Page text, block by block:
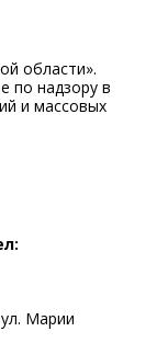
области».
по надзору в
и массовых
о
центр
обл., г.
данных
Марии